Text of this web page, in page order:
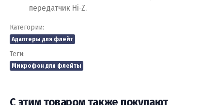
передатчик Hi-Z.
Категории:
Адаптеры для флейт
Теги:
Микрофон для флейты
С этим товаром также покупают